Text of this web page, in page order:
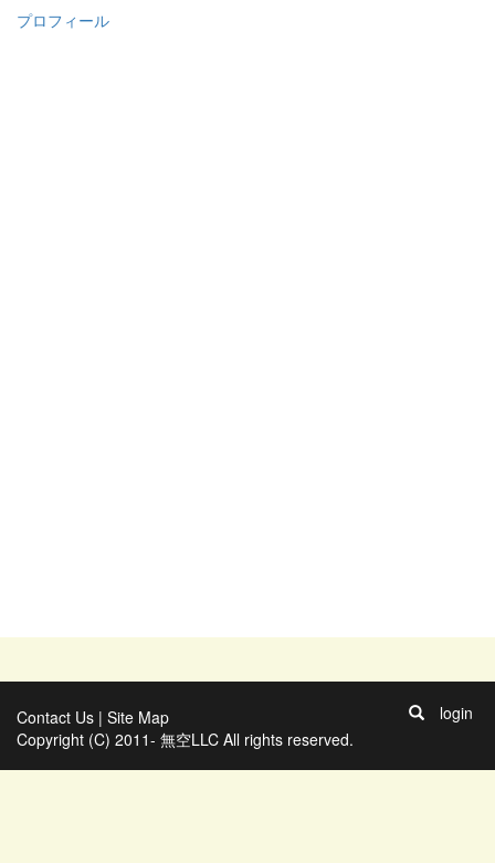
プロフィール
Contact Us | Site Map
Copyright (C) 2011- 無空LLC All rights reserved.
login